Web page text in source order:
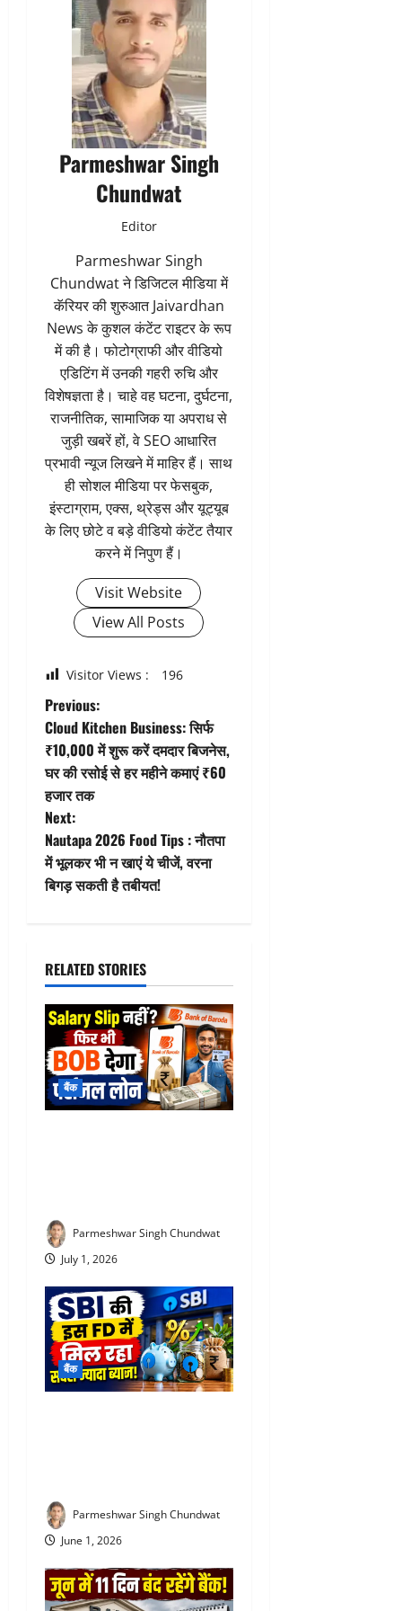
Parmeshwar Singh
Chundwat
Editor
Parmeshwar Singh
Chundwat ने डिजिटल मीडिया में
कॅरियर की शुरुआत Jaivardhan
News के कुशल कंटेंट राइटर के रूप
में की है। फोटोग्राफी और वीडियो
एडिटिंग में उनकी गहरी रुचि और
विशेषज्ञता है। चाहे वह घटना, दुर्घटना,
राजनीतिक, सामाजिक या अपराध से
जुड़ी खबरें हों, वे SEO आधारित
प्रभावी न्यूज लिखने में माहिर हैं। साथ
ही सोशल मीडिया पर फेसबुक,
इंस्टाग्राम, एक्स, थ्रेड्स और यूट्यूब
के लिए छोटे व बड़े वीडियो कंटेंट तैयार
करने में निपुण हैं।
Visit Website
View All Posts
Visitor Views : 196
P
o
s
t
n
a
i
g
a
t
Previous:
Cloud Kitchen Business: सिर्फ
₹10,000 में शुरू करें दमदार बिजनेस,
घर की रसोई से हर महीने कमाएं ₹60
हजार तक
Next:
Nautapa 2026 Food Tips : नौतपा
में भूलकर भी न खाएं ये चीजें, वरना
बिगड़ सकती है तबीयत!
RELATED STORIES
बैंक
Parmeshwar Singh Chundwat
July 1, 2026
बैंक
Parmeshwar Singh Chundwat
June 1, 2026